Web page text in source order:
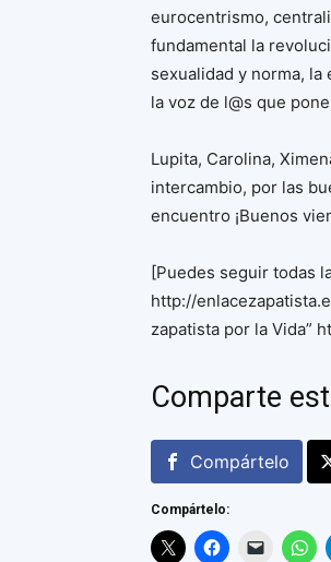
eurocentrismo,
fundamental la
sexualidad y norma,
la voz de l@s que
Lupita, Carolina,
intercambio, por las
encuentro ¡Buenos
[Puedes seguir todas
http://
zapatista por la Vida”
Comparte
Compártelo
Compártelo: